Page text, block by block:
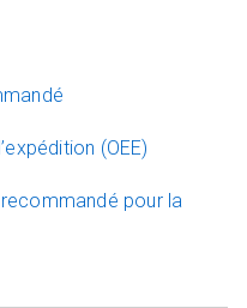
(OEE)
pour la